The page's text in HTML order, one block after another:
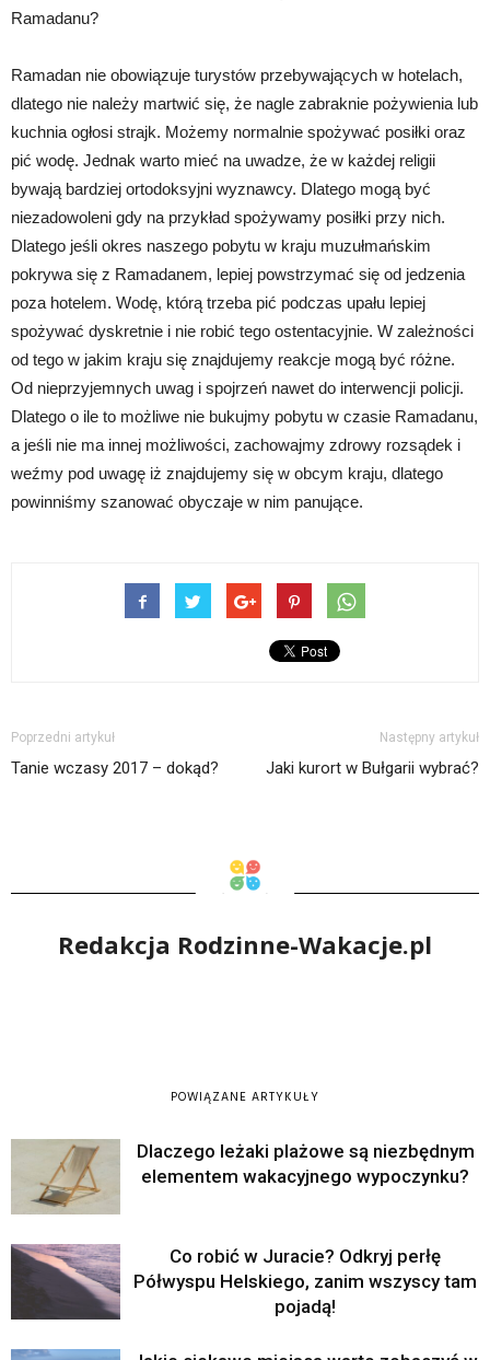
Ramadanu?
Ramadan nie obowiązuje turystów przebywających w hotelach,
dlatego nie należy martwić się, że nagle zabraknie pożywienia lub
kuchnia ogłosi strajk. Możemy normalnie spożywać posiłki oraz
pić wodę. Jednak warto mieć na uwadze, że w każdej religii
bywają bardziej ortodoksyjni wyznawcy. Dlatego mogą być
niezadowoleni gdy na przykład spożywamy posiłki przy nich.
Dlatego jeśli okres naszego pobytu w kraju muzułmańskim
pokrywa się z Ramadanem, lepiej powstrzymać się od jedzenia
poza hotelem. Wodę, którą trzeba pić podczas upału lepiej
spożywać dyskretnie i nie robić tego ostentacyjnie. W zależności
od tego w jakim kraju się znajdujemy reakcje mogą być różne.
Od nieprzyjemnych uwag i spojrzeń nawet do interwencji policji.
Dlatego o ile to możliwe nie bukujmy pobytu w czasie Ramadanu,
a jeśli nie ma innej możliwości, zachowajmy zdrowy rozsądek i
weźmy pod uwagę iż znajdujemy się w obcym kraju, dlatego
powinniśmy szanować obyczaje w nim panujące.
Poprzedni artykuł
Tanie wczasy 2017 – dokąd?
Następny artykuł
Jaki kurort w Bułgarii wybrać?
Redakcja Rodzinne-Wakacje.pl
POWIĄZANE ARTYKUŁY
Dlaczego leżaki plażowe są niezbędnym
elementem wakacyjnego wypoczynku?
Co robić w Juracie? Odkryj perłę
Półwyspu Helskiego, zanim wszyscy tam
pojadą!